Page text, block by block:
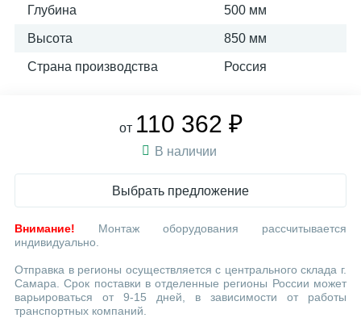
Глубина 500 мм
Высота 850 мм
Страна производства Россия
от 110 362 ₽
В наличии
Выбрать предложение
Внимание! Монтаж оборудования рассчитывается
индивидуально.
Отправка в регионы осуществляется с центрального склада г.
Самара. Срок поставки в отделенные регионы России может
варьироваться от 9-15 дней, в зависимости от работы
транспортных компаний.